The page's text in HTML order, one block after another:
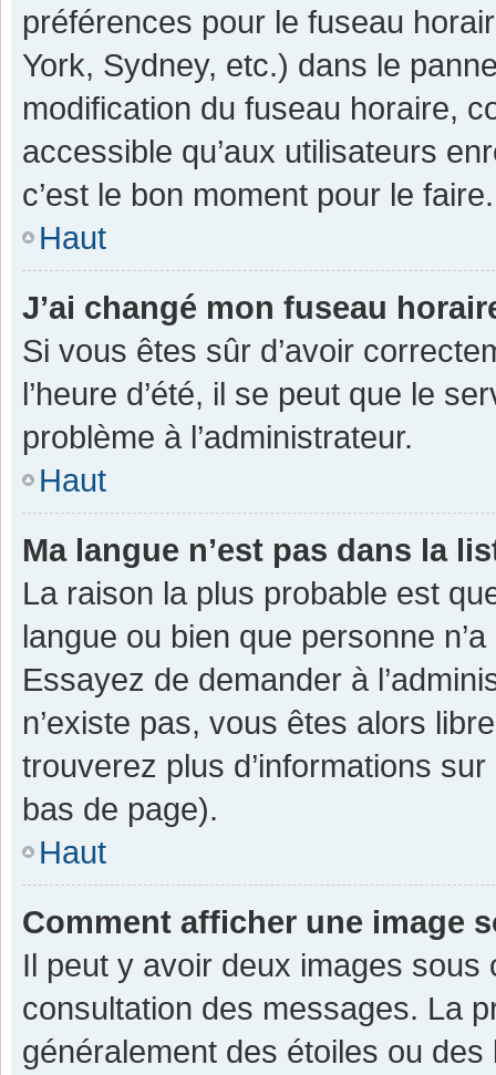
préférences pour le fuseau
York, Sydney, etc.) dans le
modification du fuseau horaire,
accessible qu’aux utilisateurs
c’est le bon moment pour le faire.
Haut
J’ai changé mon fuseau
Si vous êtes sûr d’avoir
l’heure d’été, il se peut que le
problème à l’administrateur.
Haut
Ma langue n’est pas dans la
La raison la plus probable est
langue ou bien que personne
Essayez de demander à
n’existe pas, vous êtes alors
trouverez plus d’informations
bas de page).
Haut
Comment afficher une image
Il peut y avoir deux images sous
consultation des messages. La
généralement des étoiles ou